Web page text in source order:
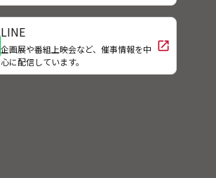
LINE
企画展や番組上映会など、催事情報を中
心に配信しています。
open_in_new